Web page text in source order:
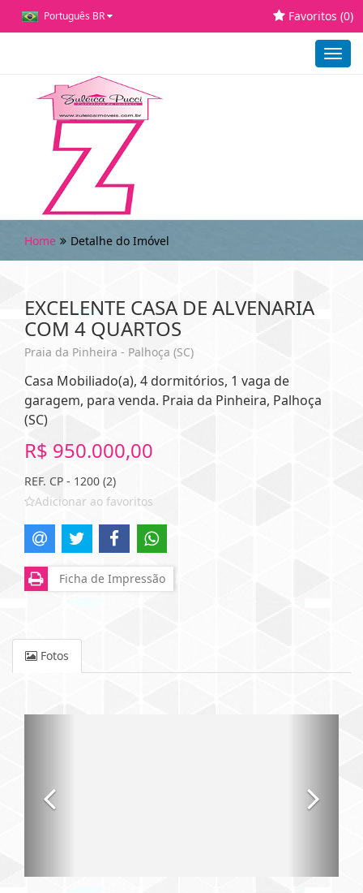
Português BR Favoritos (0)
Home Detalhe do Imóvel
EXCELENTE CASA DE ALVENARIA
COM 4 QUARTOS
Praia da Pinheira - Palhoça (SC)
Casa Mobiliado(a), 4 dormitórios, 1 vaga de
garagem, para venda. Praia da Pinheira, Palhoça
(SC)
R$ 950.000,00
REF. CP - 1200 (2)
Adicionar ao favoritos
Ficha de Impressão
Fotos